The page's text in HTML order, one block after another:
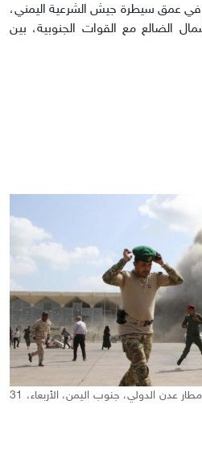
في عمق سيطرة جيش الشرعية اليمني،
الضالع مع القوات الجنوبية، بين
لحظة انفجار الصواريخ الحوثية في مطار عدن الدولي، جنوب اليمن، الأربعاء، 31